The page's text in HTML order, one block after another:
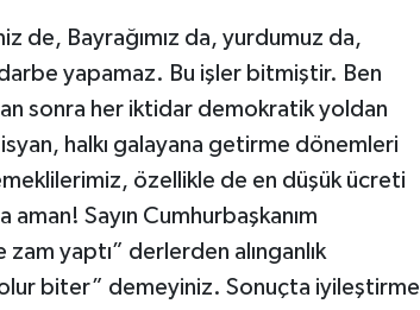
de, Bayrağımız da, yurdumuz da,
yapamaz. Bu işler bitmiştir. Ben
sonra her iktidar demokratik yoldan
halkı galayana getirme dönemleri
özellikle de en düşük ücreti
aman! Sayın Cumhurbaşkanım
yaptı” derlerden alınganlık
biter” demeyiniz. Sonuçta iyileştirme